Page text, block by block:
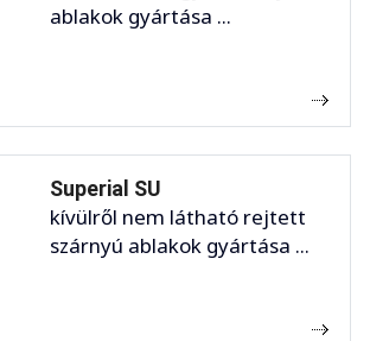
ablakok gyártása ...
Superial SU
kívülről nem látható rejtett
szárnyú ablakok gyártása ...